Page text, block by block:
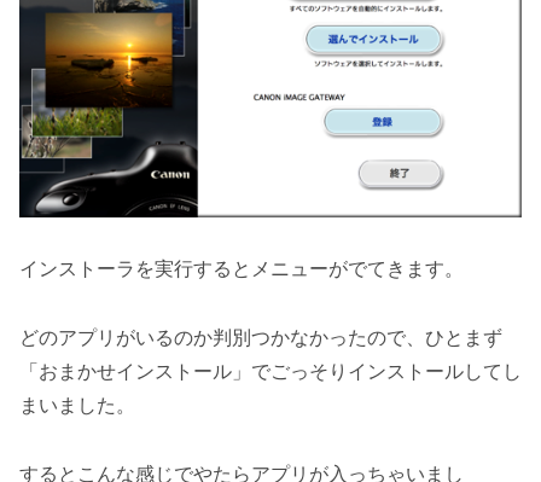
インストーラを実行するとメニューがでてきます。
どのアプリがいるのか判別つかなかったので、ひとまず
「おまかせインストール」でごっそりインストールしてし
まいました。
するとこんな感じでやたらアプリが入っちゃいまし